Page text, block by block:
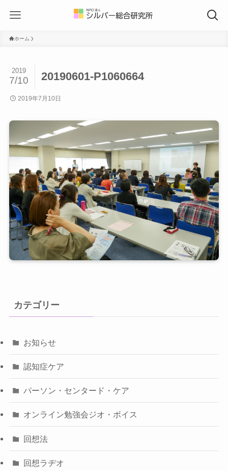
ホーム
20190601-P1060664
2019
7/10
2019年7月10日
カテゴリー
お知らせ
認知症ケア
パーソン・センタード・ケア
オンライン勉強会ジオ・ボイス
回想法
回想ラヂオ